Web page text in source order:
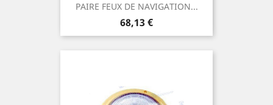
PAIRE FEUX DE NAVIGATION...
Prix
68,13 €